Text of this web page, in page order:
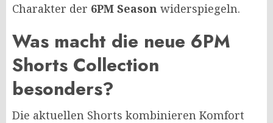
Charakter der 6PM Season widerspiegeln.
Was macht die neue 6PM
Shorts Collection
besonders?
Die aktuellen Shorts kombinieren Komfort